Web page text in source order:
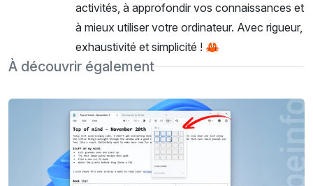
activités, à approfondir vos connaissances et
à mieux utiliser votre ordinateur. Avec rigueur,
exhaustivité et simplicité ! 🦀
À découvrir également